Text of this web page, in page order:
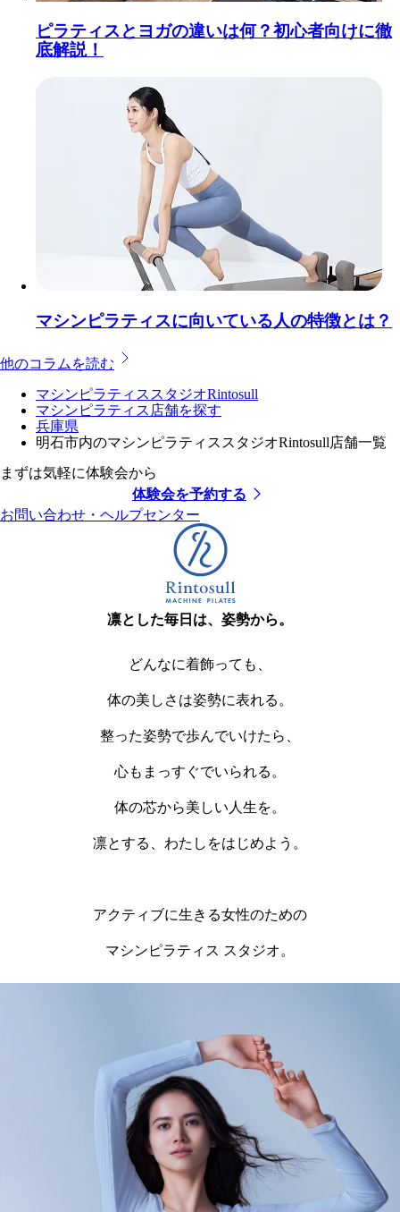
ピラティスとヨガの違いは何？初心者向けに徹
底解説！
マシンピラティスに向いている人の特徴とは？
他のコラムを読む
マシンピラティススタジオRintosull
マシンピラティス店舗を探す
兵庫県
明石市内のマシンピラティススタジオRintosull店舗一覧
まずは気軽に体験会から
体験会を予約する
お問い合わせ・ヘルプセンター
凛とした毎日は、姿勢から。
どんなに着飾っても、
体の美しさは姿勢に表れる。
整った姿勢で歩んでいけたら、
心もまっすぐでいられる。
体の芯から美しい人生を。
凛とする、わたしをはじめよう。
アクティブに生きる女性のための
マシンピラティス スタジオ。